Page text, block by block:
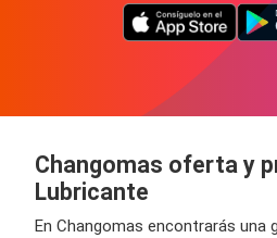
Changomas oferta y
Lubricante
En Changomas encontrarás una